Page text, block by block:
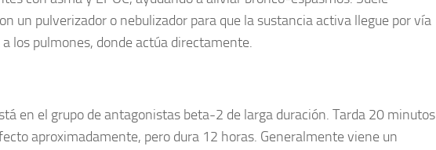
un pulverizador o nebulizador para que la sustancia activa llegue por vía
los pulmones, donde actúa directamente.
en el grupo de antagonistas beta-2 de larga duración. Tarda 20 minutos
aproximadamente, pero dura 12 horas. Generalmente viene un